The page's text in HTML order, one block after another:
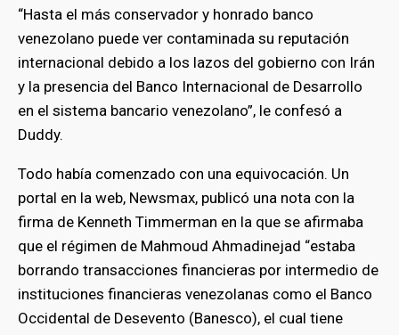
“Hasta el más conservador y honrado banco
venezolano puede ver contaminada su reputación
internacional debido a los lazos del gobierno con Irán
y la presencia del Banco Internacional de Desarrollo
en el sistema bancario venezolano”, le confesó a
Duddy.
Todo había comenzado con una equivocación. Un
portal en la web, Newsmax, publicó una nota con la
firma de Kenneth Timmerman en la que se afirmaba
que el régimen de Mahmoud Ahmadinejad “estaba
borrando transacciones financieras por intermedio de
instituciones financieras venezolanas como el Banco
Occidental de Desevento (Banesco), el cual tiene